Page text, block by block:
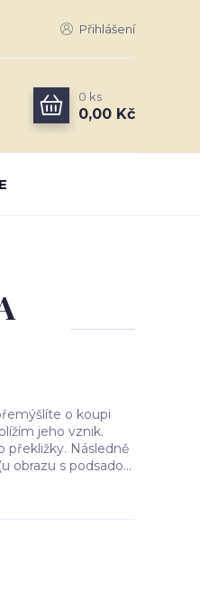
Přihlášení
0 ks
0,00 Kč
o koupi
jeho vznik.
překližky. Následně
obrazu s podsado...